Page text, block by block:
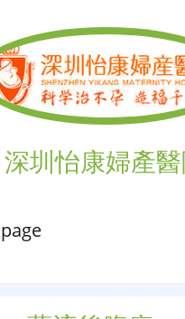
深圳怡康婦產